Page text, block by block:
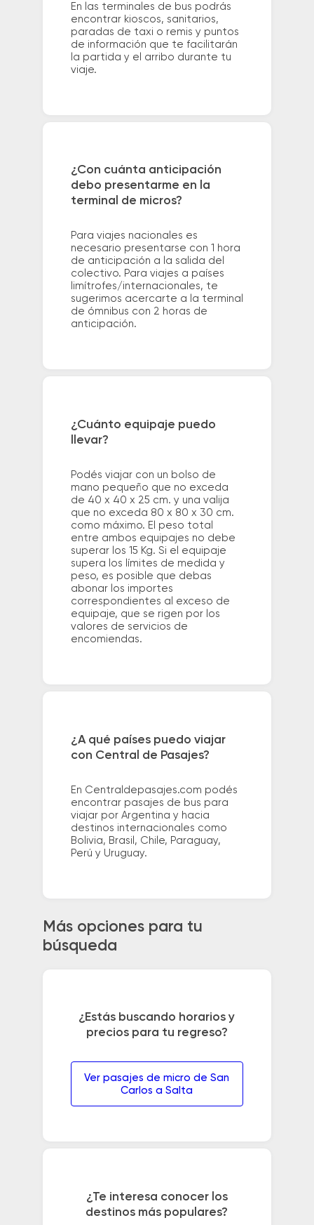
En las terminales de bus podrás
encontrar kioscos, sanitarios,
paradas de taxi o remis y puntos
de información que te facilitarán
la partida y el arribo durante tu
viaje.
¿Con cuánta anticipación
debo presentarme en la
terminal de micros?
Para viajes nacionales es
necesario presentarse con 1 hora
de anticipación a la salida del
colectivo. Para viajes a países
limítrofes/internacionales, te
sugerimos acercarte a la terminal
de ómnibus con 2 horas de
anticipación.
¿Cuánto equipaje puedo
llevar?
Podés viajar con un bolso de
mano pequeño que no exceda
de 40 x 40 x 25 cm. y una valija
que no exceda 80 x 80 x 30 cm.
como máximo. El peso total
entre ambos equipajes no debe
superar los 15 Kg. Si el equipaje
supera los límites de medida y
peso, es posible que debas
abonar los importes
correspondientes al exceso de
equipaje, que se rigen por los
valores de servicios de
encomiendas.
¿A qué países puedo viajar
con Central de Pasajes?
En Centraldepasajes.com podés
encontrar pasajes de bus para
viajar por Argentina y hacia
destinos internacionales como
Bolivia, Brasil, Chile, Paraguay,
Perú y Uruguay.
Más opciones para tu
búsqueda
¿Estás buscando horarios y
precios para tu regreso?
Ver pasajes de micro de San
Carlos a Salta
¿Te interesa conocer los
destinos más populares?